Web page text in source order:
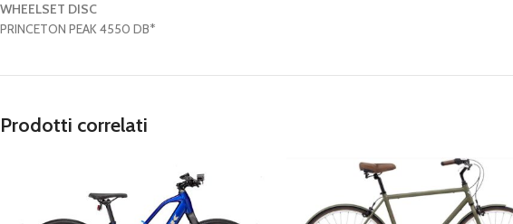
WHEELSET DISC
PRINCETON PEAK 4550 DB*
Prodotti correlati